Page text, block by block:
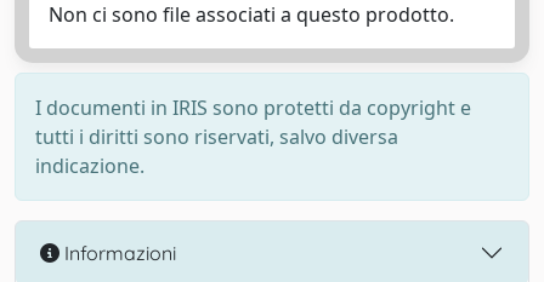
Non ci sono file associati a questo prodotto.
I documenti in IRIS sono protetti da copyright e
tutti i diritti sono riservati, salvo diversa
indicazione.
Informazioni